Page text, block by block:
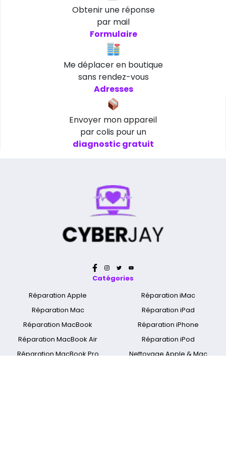
Obtenir une réponse
par mail
Formulaire
Me déplacer en boutique
sans rendez-vous
Adresses
Envoyer mon appareil
par colis pour un
diagnostic gratuit
Catégories
Réparation Apple
Réparation Mac
Réparation MacBook
Réparation MacBook Air
Réparation MacBook Pro
Réparation iMac
Réparation iPad
Réparation iPhone
Réparation iPod
Nettoyage Apple & Mac